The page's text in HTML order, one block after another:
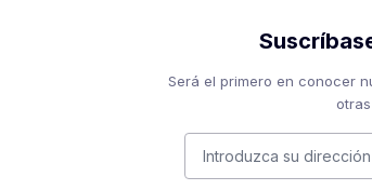
Será el primero en conocer